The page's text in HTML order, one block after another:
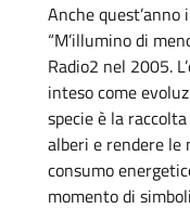
Anche
“M’illumino di
Radio2 nel 2005.
inteso come
specie è la
alberi e rendere
consumo
momento di